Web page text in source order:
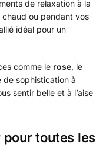
de relaxation à la
chaud ou pendant vos
idéal pour un
comme le rose, le
sophistication à
sentir belle et à l’aise
pour toutes les